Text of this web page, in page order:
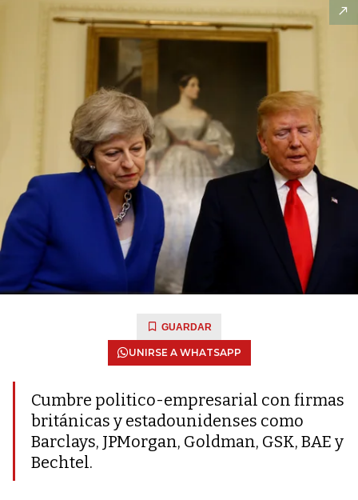
GUARDAR
UNIRSE A WHATSAPP
Cumbre politico-empresarial con firmas
británicas y estadounidenses como
Barclays, JPMorgan, Goldman, GSK, BAE y
Bechtel.